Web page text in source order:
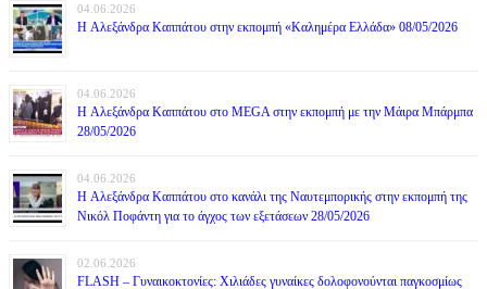
04.06.2026
H Αλεξάνδρα Καππάτου στην εκπομπή «Καλημέρα Ελλάδα» 08/05/2026
04.06.2026
H Αλεξάνδρα Καππάτου στο MEGA στην εκπομπή με την Μάιρα Mπάρμπα
28/05/2026
04.06.2026
H Αλεξάνδρα Καππάτου στο κανάλι της Ναυτεμπορικής στην εκπομπή της
Νικόλ Ποφάντη για το άγχος των εξετάσεων 28/05/2026
02.06.2026
FLASH – Γυναικοκτονίες: Χιλιάδες γυναίκες δολοφονούνται παγκοσμίως